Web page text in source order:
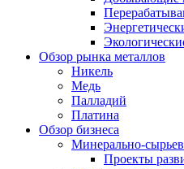
Обзор рынка металлов
Никель
Медь
Палладий
Платина
Обзор бизнеса
Минерально-
Проекты